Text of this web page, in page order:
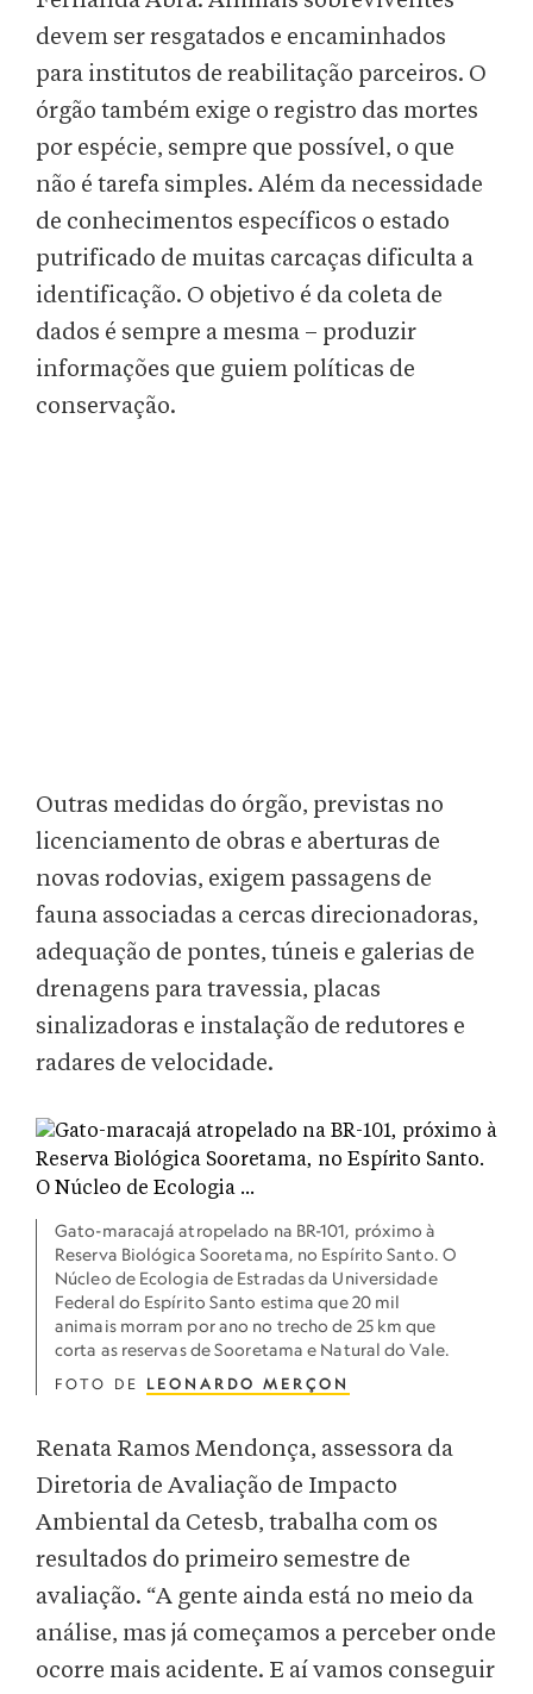
devem ser resgatados e encaminhados
para institutos de reabilitação parceiros. O
órgão também exige o registro das mortes
por espécie, sempre que possível, o que
não é tarefa simples. Além da necessidade
de conhecimentos específicos o estado
putrificado de muitas carcaças dificulta a
identificação. O objetivo é da coleta de
dados é sempre a mesma – produzir
informações que guiem políticas de
conservação.
Outras medidas do órgão, previstas no
licenciamento de obras e aberturas de
novas rodovias, exigem passagens de
fauna associadas a cercas direcionadoras,
adequação de pontes, túneis e galerias de
drenagens para travessia, placas
sinalizadoras e instalação de redutores e
radares de velocidade.
Gato-maracajá atropelado na BR-101, próximo à
Reserva Biológica Sooretama, no Espírito Santo. O
Núcleo de Ecologia de Estradas da Universidade
Federal do Espírito Santo estima que 20 mil
animais morram por ano no trecho de 25 km que
corta as reservas de Sooretama e Natural do Vale.
FOTO DE LEONARDO MERÇON
Renata Ramos Mendonça, assessora da
Diretoria de Avaliação de Impacto
Ambiental da Cetesb, trabalha com os
resultados do primeiro semestre de
avaliação. “A gente ainda está no meio da
análise, mas já começamos a perceber onde
ocorre mais acidente. E aí vamos conseguir